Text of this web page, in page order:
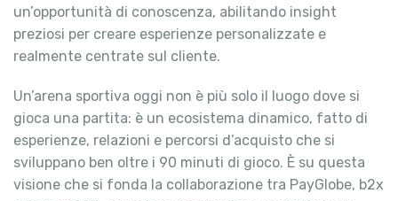
un’opportunità di conoscenza, abilitando insight
preziosi per creare esperienze personalizzate e
realmente centrate sul cliente.
Un’arena sportiva oggi non è più solo il luogo dove si
gioca una partita: è un ecosistema dinamico, fatto di
esperienze, relazioni e percorsi d’acquisto che si
sviluppano ben oltre i 90 minuti di gioco. È su questa
visione che si fonda la collaborazione tra PayGlobe, b2x